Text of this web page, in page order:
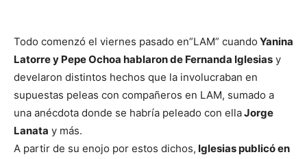
Todo comenzó el viernes pasado en”LAM” cuando Yanina
Latorre y Pepe Ochoa hablaron de Fernanda Iglesias y
develaron distintos hechos que la involucraban en
supuestas peleas con compañeros en LAM, sumado a
una anécdota donde se habría peleado con ellaJorge
Lanata y más.
A partir de su enojo por estos dichos, Iglesias publicó en